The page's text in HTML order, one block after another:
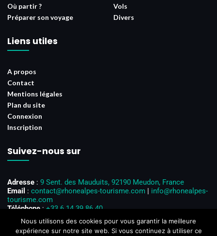
Où partir ?
Vols
Préparer son voyage
Divers
Liens utiles
A propos
Contact
Mentions légales
Plan du site
Connexion
Inscription
Suivez-nous sur
Adresse : 9 Sent. des Mauduits, 92190 Meudon, France
Email : contact@rhonealpes-tourisme.com
info@rhonealpes-
tourisme.com
Téléphone : +33 6 14 39 86 40
Horaires d’ouverture
: Du lundi au vendredi, de 8h00 à 18h00
Nous utilisons des cookies pour vous garantir la meilleure
expérience sur notre site web. Si vous continuez à utiliser ce